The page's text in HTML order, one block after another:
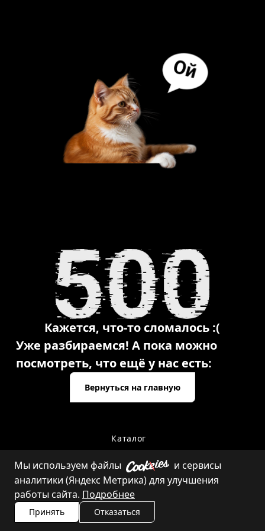
Кажется, что-то сломалось :(
Уже разбираемся! А пока можно
посмотреть, что ещё у нас есть:
Вернуться на главную
Каталог
Контакты
Мы используем файлы
и сервисы
аналитики (Яндекс Метрика) для улучшения
работы сайта. Подробнее
Принять Отказаться